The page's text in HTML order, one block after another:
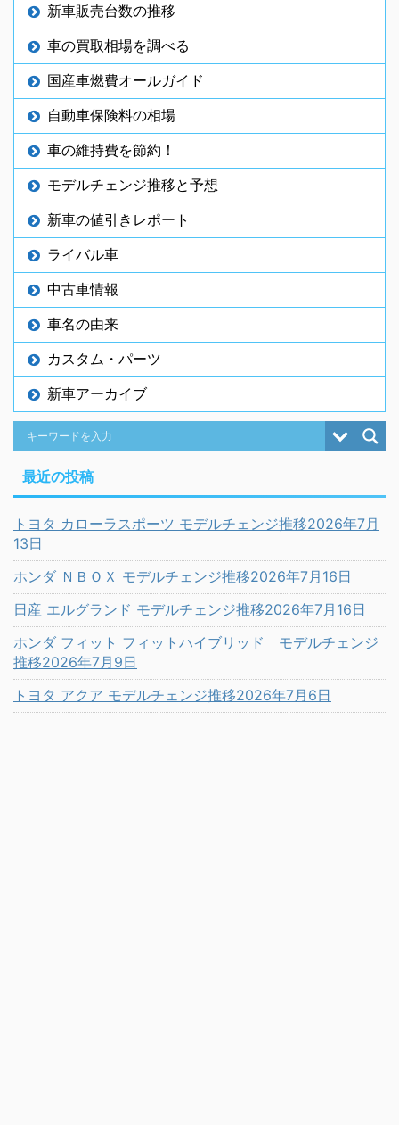
新車販売台数の推移
車の買取相場を調べる
国産車燃費オールガイド
自動車保険料の相場
車の維持費を節約！
モデルチェンジ推移と予想
新車の値引きレポート
ライバル車
中古車情報
車名の由来
カスタム・パーツ
新車アーカイブ
最近の投稿
トヨタ カローラスポーツ モデルチェンジ推移2026年7月
13日
ホンダ ＮＢＯＸ モデルチェンジ推移2026年7月16日
日産 エルグランド モデルチェンジ推移2026年7月16日
ホンダ フィット フィットハイブリッド モデルチェンジ
推移2026年7月9日
トヨタ アクア モデルチェンジ推移2026年7月6日